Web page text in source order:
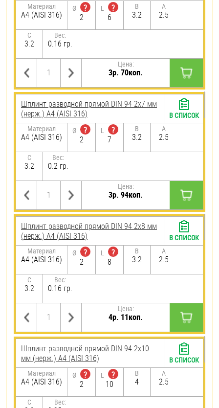
Материал
A4 (AISI 316)
Ø
?
2
L
?
6
B
3.2
A
2.5
C
3.2
Вес:
0.16 гр.
Цена:
3р. 70коп.
Шплинт разводной прямой DIN 94 2х7 мм
(нерж.) A4 (AISI 316)
Материал
A4 (AISI 316)
Ø
?
2
L
?
7
B
3.2
A
2.5
C
3.2
Вес:
0.2 гр.
Цена:
3р. 94коп.
В СПИСОК
Шплинт разводной прямой DIN 94 2х8 мм
(нерж.) A4 (AISI 316)
Материал
A4 (AISI 316)
Ø
?
2
L
?
8
B
3.2
A
2.5
C
3.2
Вес:
0.16 гр.
Цена:
4р. 11коп.
В СПИСОК
Шплинт разводной прямой DIN 94 2х10
мм (нерж.) A4 (AISI 316)
Материал
A4 (AISI 316)
Ø
?
2
L
?
10
B
4
A
2.5
C Вес:
В СПИСОК